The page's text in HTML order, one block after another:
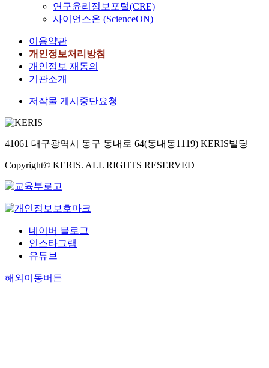
연구윤리정보포털(CRE)
사이언스온 (ScienceON)
이용약관
개인정보처리방침
개인정보 재동의
기관소개
저작물 게시중단요청
41061 대구광역시 동구 동내로 64(동내동1119) KERIS빌딩
Copyright© KERIS. ALL RIGHTS RESERVED
네이버 블로그
인스타그램
유튜브
해외이동버튼